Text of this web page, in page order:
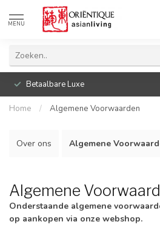
MENU
Betaalbare Luxe
Home / Algemene Voorwaarden
Over ons Algemene
Algemene
Onderstaande algemene
op aankopen via onze webshop.